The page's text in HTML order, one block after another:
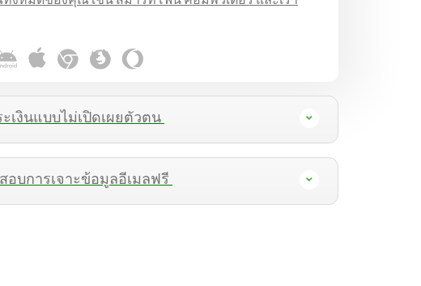
เงินแบบไม่เปิดเผยตัวตน
อบการเจาะข้อมูลอีเมลฟรี